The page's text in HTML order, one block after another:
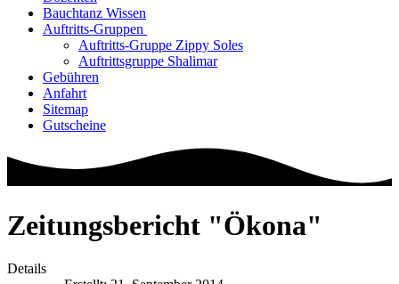
Bauchtanz Wissen
Auftritts-Gruppen
Auftritts-Gruppe Zippy Soles
Auftrittsgruppe Shalimar
Gebühren
Anfahrt
Sitemap
Gutscheine
Zeitungsbericht "Ökona"
Details